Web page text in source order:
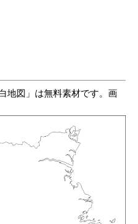
地図」は無料素材です。画